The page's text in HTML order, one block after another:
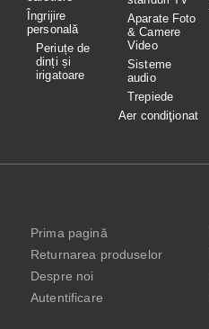
Îngrijire
personală
Periuțe de
dinți și
irigatoare
Aparate Foto
& Camere
Video
Sisteme
audio
Trepiede
Aer condiţionat
Prima pagină
Returnarea produselor
Despre noi
Autentificare